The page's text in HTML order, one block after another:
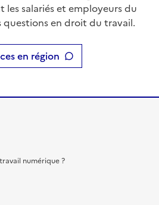
salariés et employeurs du
questions en droit du travail.
en région
numérique ?